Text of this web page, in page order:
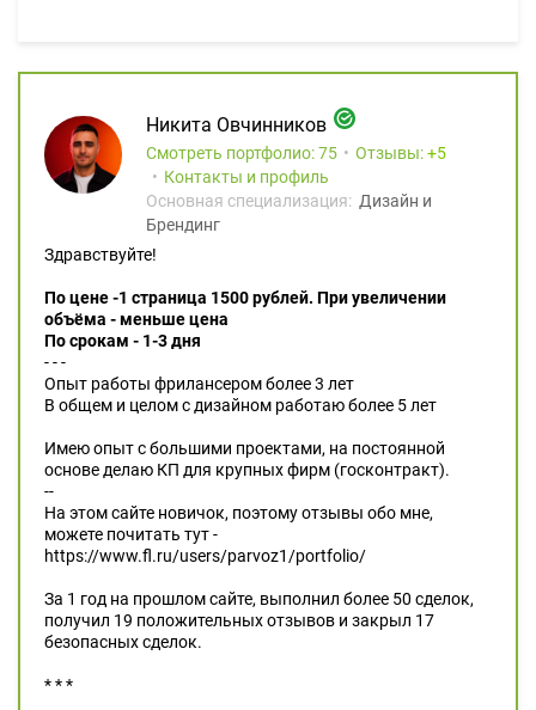
Никита Овчинников
Смотреть портфолио: 75 Отзывы:
5
Контакты и профиль
Основная специализация: Дизайн и
Брендинг
Здравствуйте!
По цене -1 страница 1500 рублей. При увеличении
объёма - меньше цена
По срокам - 1-3 дня
- - -
Опыт работы фрилансером более 3 лет
В общем и целом с дизайном работаю более 5 лет
Имею опыт с большими проектами, на постоянной
основе делаю КП для крупных фирм (госконтракт).
--
На этом сайте новичок, поэтому отзывы обо мне,
можете почитать тут -
https://www.fl.ru/users/parvoz1/portfolio/
За 1 год на прошлом сайте, выполнил более 50 сделок,
получил 19 положительных отзывов и закрыл 17
безопасных сделок.
* * *